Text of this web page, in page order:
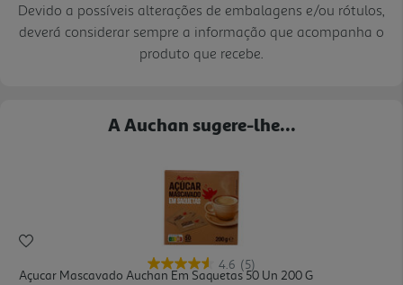
Devido a possíveis alterações de embalagens e/ou rótulos,
deverá considerar sempre a informação que acompanha o
produto que recebe.
A Auchan sugere-lhe...
4.6 (5)
Açucar Mascavado Auchan Em Saquetas 50 Un 200 G